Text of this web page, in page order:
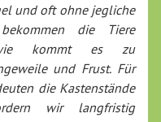
und oft ohne jegliche
bekommen die Tiere
kommt es zu
und Frust. Für
die Kastenstände
wir langfristig